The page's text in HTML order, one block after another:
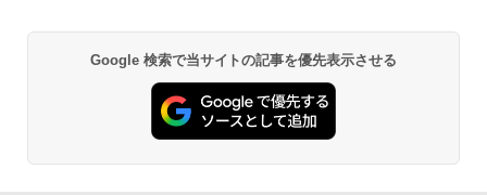
BUNDOK(バンドック)ソロ ドーム 1 EX BDK
-08EX カーキ ソロキャンプ ポリエステル フ
レーム テント
￥14,800
Google 検索で当サイトの記事を優先表示させる